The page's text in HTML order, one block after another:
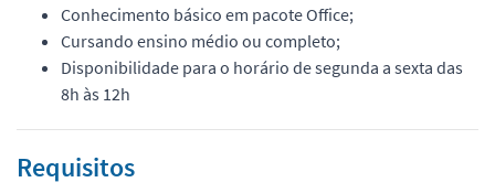
Conhecimento básico em pacote Office;
Cursando ensino médio ou completo;
Disponibilidade para o horário de segunda a sexta das
8h às 12h
Requisitos